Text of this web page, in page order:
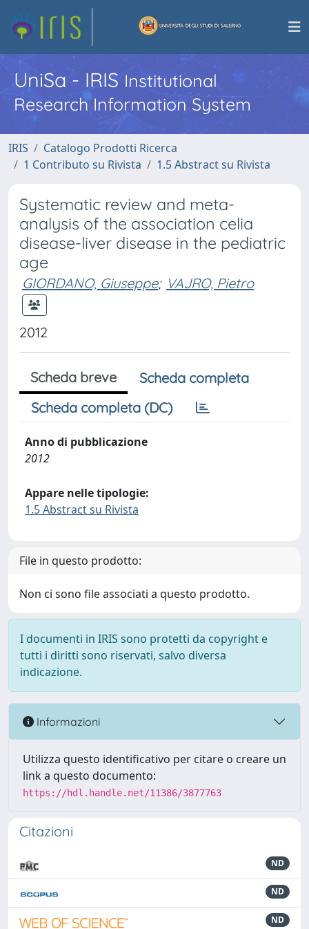
UniSa - IRISInstitutional
Research Information System
IRIS
Catalogo Prodotti Ricerca
1 Contributo su Rivista
1.5 Abstract su Rivista
Systematic review and meta-
analysis of the association celia
disease-liver disease in the pediatric
age
GIORDANO, Giuseppe; VAJRO, Pietro
2012
Scheda breve
Scheda completa
Scheda completa (DC)
Anno di pubblicazione
2012
Appare nelle tipologie:
1.5 Abstract su Rivista
File in questo prodotto:
Non ci sono file associati a questo prodotto.
I documenti in IRIS sono protetti da copyright e
tutti i diritti sono riservati, salvo diversa
indicazione.
Informazioni
Utilizza questo identificativo per citare o creare un
link a questo documento:
https://hdl.handle.net/11386/3877763
Citazioni
ND
ND
ND